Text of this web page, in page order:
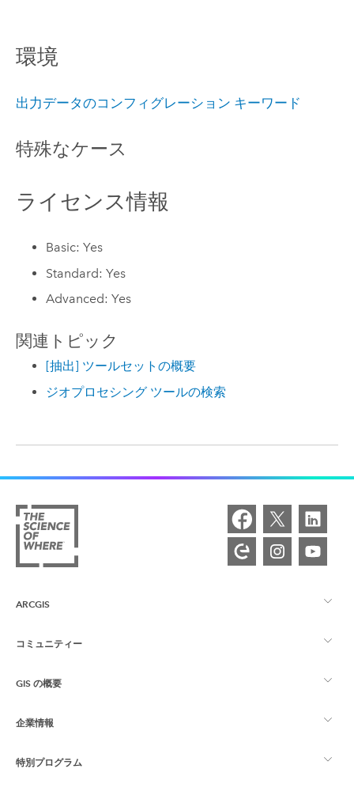
環境
出力データのコンフィグレーション キーワード
特殊なケース
ライセンス情報
Basic: Yes
Standard: Yes
Advanced: Yes
関連トピック
[抽出] ツールセットの概要
ジオプロセシング ツールの検索
ARCGIS
ArcGIS の概要
マッピング
コミュニティー
Esri Community
ArcGIS ブログ
GIS の概要
GIS とは
ロケーション インテリジェンス
企業情報
Esri について
特別プログラム